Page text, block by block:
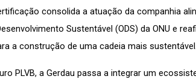
consolida a atuação da companhia
Sustentável (ODS) da ONU e
a construção de uma cadeia mais sustentável.
PLVB, a Gerdau passa a integrar um